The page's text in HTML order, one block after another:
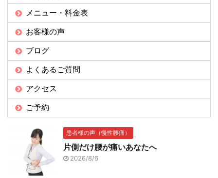
メニュー・料金表
お客様の声
ブログ
よくあるご質問
アクセス
ご予約
患者様の声（慢性腰痛）
片側だけ腰が痛いあなたへ
2026/8/6